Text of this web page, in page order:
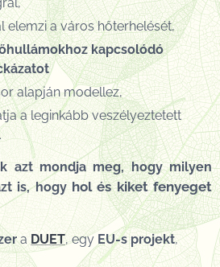
elemzi a város hőterhelését,
kapcsolódó
alapján modellez,
a leginkább veszélyeztetett
azt mondja meg, hogy milyen
is, hogy hol és kiket fenyeget
a DUET, egy EU-s projekt,